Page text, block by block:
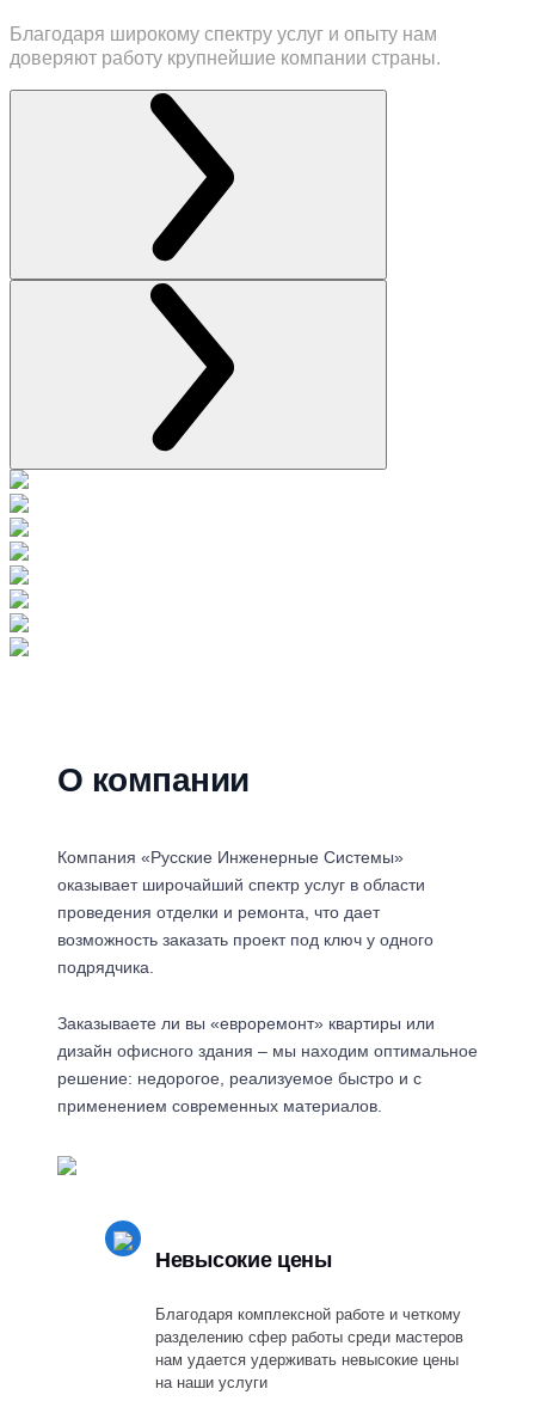
Благодаря широкому спектру услуг и опыту нам
доверяют работу крупнейшие компании страны.
О компании
Компания «Русские Инженерные Системы»
оказывает широчайший спектр услуг в области
проведения отделки и ремонта, что дает
возможность заказать проект под ключ у одного
подрядчика.
Заказываете ли вы «евроремонт» квартиры или
дизайн офисного здания – мы находим оптимальное
решение: недорогое, реализуемое быстро и с
применением современных материалов.
Невысокие цены
Благодаря комплексной работе и четкому
разделению сфер работы среди мастеров
нам удается удерживать невысокие цены
на наши услуги